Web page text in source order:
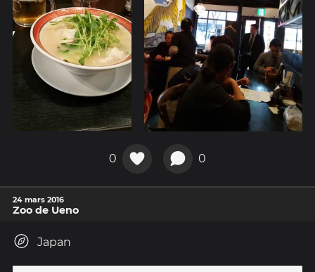
0 0
24 mars 2016
Zoo de Ueno
Japan